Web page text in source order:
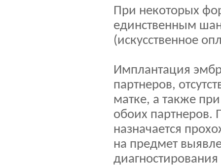
При некоторых
единственным
(искусственное
Имплантация
партнеров,
матке, а также
обоих
назначается
на предмет